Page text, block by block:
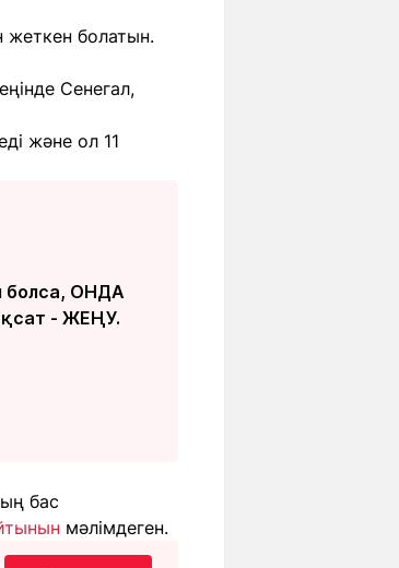
жеткен болатын.
Сенегал,
және ол 11
болса, ОНДА
- ЖЕҢУ.
бас
мәлімдеген.